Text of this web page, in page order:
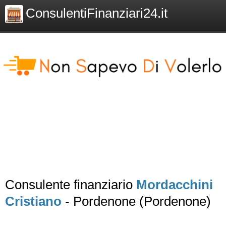
ConsulentiFinanziari24.it
Consulente finanziario Mordacchini
Cristiano - Pordenone (Pordenone)